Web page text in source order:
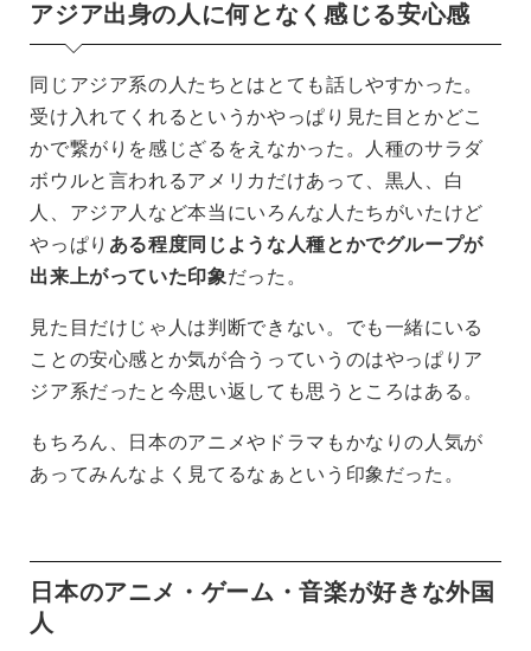
アジア出身の人に何となく感じる安心感
同じアジア系の人たちとはとても話しやすかった。
受け入れてくれるというかやっぱり見た目とかどこ
かで繋がりを感じざるをえなかった。人種のサラダ
ボウルと言われるアメリカだけあって、黒人、白
人、アジア人など本当にいろんな人たちがいたけど
やっぱり ある程度同じような人種とかでグループが
出来上がっていた印象だった。
見た目だけじゃ人は判断できない。でも一緒にいる
ことの安心感とか気が合うっていうのはやっぱりア
ジア系だったと今思い返しても思うところはある。
もちろん、日本のアニメやドラマもかなりの人気が
あってみんなよく見てるなぁという印象だった。
日本のアニメ・ゲーム・音楽が好きな外国
人